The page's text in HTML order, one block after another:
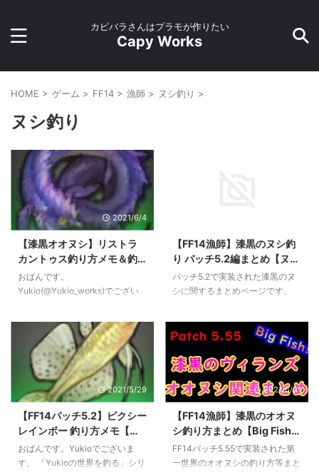
カピバラさんはプラモが作りたい
Capy Works
HOME > ゲーム > FF14 > 漁師 > ヌシ釣り >
ヌシ釣り
2021/6/4
【漆黒オオヌシ】リストラ
カントゥス釣り方メモ＆釣
りログ【FF14パッチ5.55】
おばんです。
Yukio(@Yukio_works)でござい
世界のオオヌシたち。 今回はレ
イクランドケンの島のオオヌシ
「リストラカントゥス」に挑戦し
ます。 ～カントゥスと聞くと紅
蓮オオヌシ「ステタカントゥス」
という難敵が思い出されますが、
リストラカントゥスはどうでしょ
う？ オオヌシ『リストラカント
ゥス』 釣り場：レイクランド
『ケンの島』 最寄エーテライ
【FF14漁師】漆黒のヌシ釣
り パッチ5.2編まとめ【ヌシ
釣り】
パッチ5.2で実装された漆黒のヌ
シに関するまとめページです。
島』 最寄エーテライト：「オス
タル厳命城」 天候：晴れ ⇒ 曇り
時間：１６：００～２３：５９
エサ：蟲箱 直釣り フッキング：
ストロングフッキング（激震）
魚類伝承録:ノルヴラント ホワイ
トロンゾ / コルシア島 釣り場：コ
ルシア島『ワッツリバー下流』
最寄エーテライト：「スティルタ
イド」 天候：なし 時間：００：
2021/5/29
【FF14パッチ5.2】ピクシー
レインボー 釣り方メモ【漆
黒のヌシ釣り】
おばんです。Yukioでございま
す。 「Yukioの世界を釣る」シリ
2021/6/21
【FF14漁師】漆黒のオオヌ
シ釣り方まとめ【Big Fish】
※ネタバレ有
FF14パッチ5.55で実装された第
一世界のオオヌシの釣り方等まと